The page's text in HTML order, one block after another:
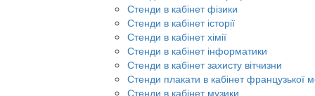
Стенди в кабінет фізики
Стенди в кабінет історії
Стенди в кабінет хімії
Стенди в кабінет інформатики
Стенди в кабінет захисту вітчизни
Стенди плакати в кабінет французької
Стенди в кабінет музики